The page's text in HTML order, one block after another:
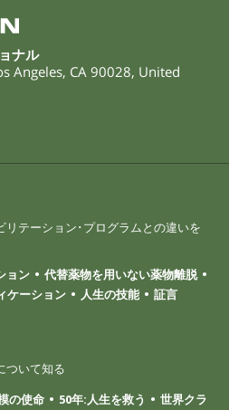
ナル
Angeles, CA 90028, United
テーション･プログラムとの違いを
ョン
代替薬物を用いない薬物離脱
ケーション
人生の技能 証言
ついて知る
の使命 50年:人生を救う
世界クラ